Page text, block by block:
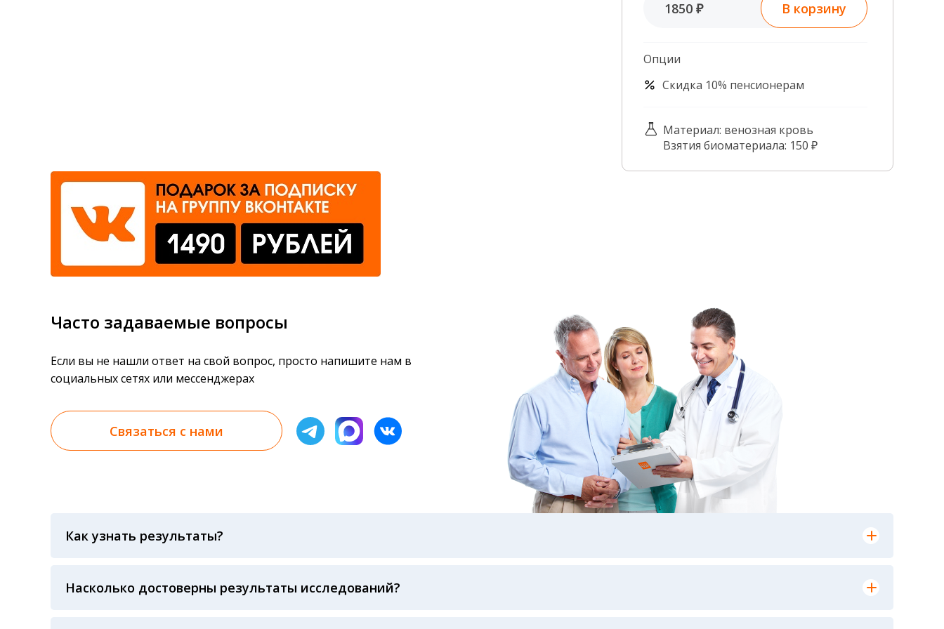
1850 ₽ В корзину
Опции
Скидка 10% пенсионерам
Материал: венозная кровь
Взятия биоматериала: 150 ₽
Часто задаваемые вопросы
Если вы не нашли ответ на свой вопрос, просто напишите нам в
социальных сетях или мессенджерах
Связаться с нами
Как узнать результаты?
анализов при предъявлении паспорта или чека об оплате
Насколько достоверны результаты исследований?
Гарантия качества лабораторных тестов обеспечивается соблюдением международных стандартов выполнения лабораторных исследований и